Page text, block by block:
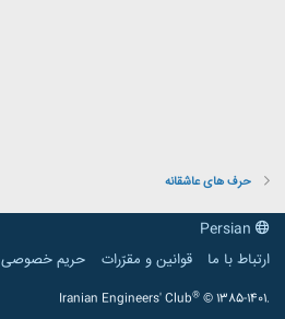
حرف های عاشقانه
ارتباط با ما
قوانین و مقرّرات حریم خصوصی
Iranian Engineers' Club® © 1385-1401.